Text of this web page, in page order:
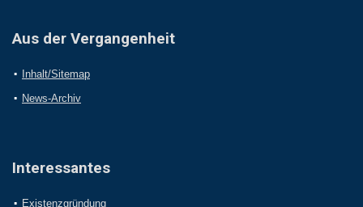
Aus der Vergangenheit
Inhalt/Sitemap
News-Archiv
Interessantes
Existenzgründung